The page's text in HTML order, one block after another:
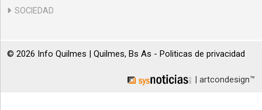
SOCIEDAD
© 2026 Info Quilmes | Quilmes, Bs As - Politicas de privacidad
| artcondesign™